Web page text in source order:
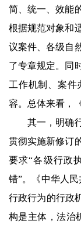
简、统一、效能
根据规范对象和
议案件、各级自
了专章规定。同
工作机制、案件
容。总体来看，
其一，明确行
贯彻实施新修订
要求“各级行政
错”。《中华人
行政行为的行政
构是主体，法治